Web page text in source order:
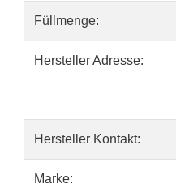
Füllmenge:
Hersteller Adresse:
Hersteller Kontakt:
Marke: